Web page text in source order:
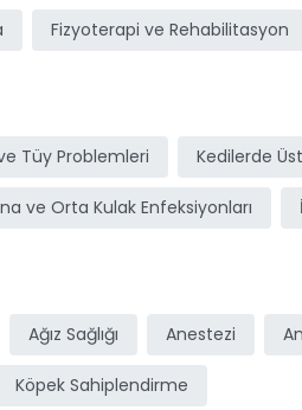
Fizyoterapi ve Rehabilitasyon
Tüy Problemleri Kedilerde
ve Orta Kulak Enfeksiyonları
Ağız Sağlığı Anestezi
Köpek Sahiplendirme